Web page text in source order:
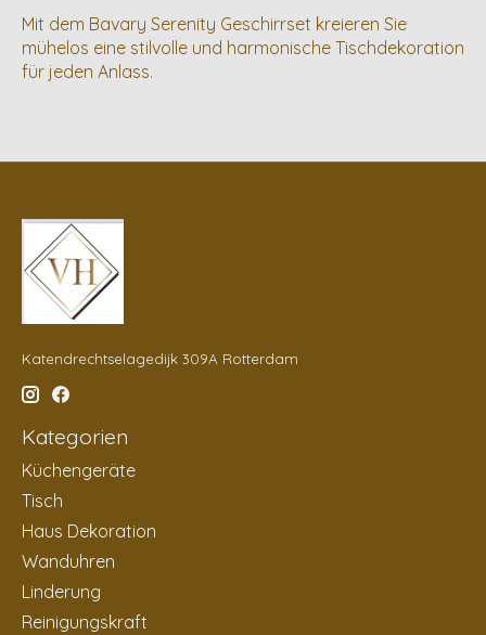
Mit dem Bavary Serenity Geschirrset kreieren Sie
mühelos eine stilvolle und harmonische Tischdekoration
für jeden Anlass.
Katendrechtselagedijk 309A Rotterdam
Kategorien
Küchengeräte
Tisch
Haus Dekoration
Wanduhren
Linderung
Reinigungskraft